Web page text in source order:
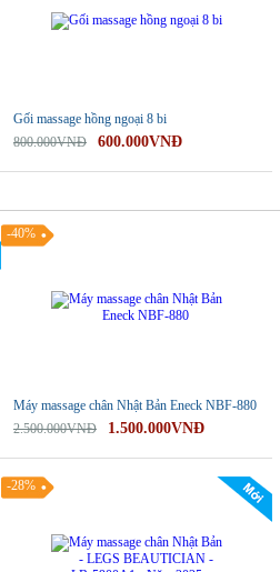
Gối massage hồng ngoại 8 bi
800.000VNĐ
600.000VNĐ
Máy massage chân Nhật Bản Eneck NBF-880
2.500.000VNĐ
1.500.000VNĐ
-40%
-28%